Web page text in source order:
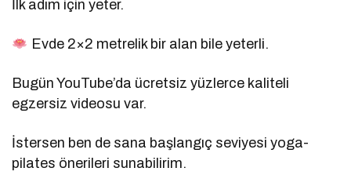
İlk adım için yeter.
Evde 2×2 metrelik bir alan bile yeterli.
Bugün YouTube’da ücretsiz yüzlerce kaliteli
egzersiz videosu var.
İstersen ben de sana başlangıç seviyesi yoga-
pilates önerileri sunabilirim.